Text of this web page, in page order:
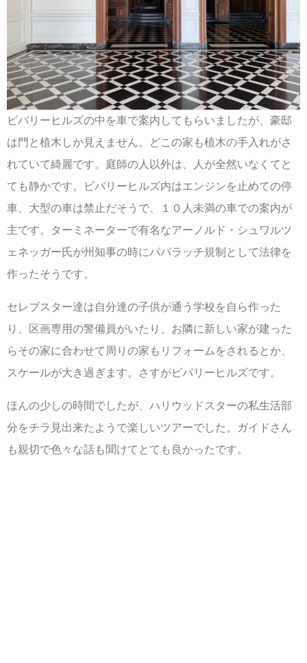
ビバリーヒルズの中を車で案内してもらいましたが、豪邸
は門と植木しか見えません。どこの家も植木の手入れがさ
れていて綺麗です。庭師の人以外は、人が全然いなくてと
ても静かです。ビバリーヒルズ内はエンジンを止めての停
車、大型の車は禁止だそうで、１０人未満の車での案内が
主です。ターミネーターで有名なアーノルド・シュワルツ
ェネッガー氏が州知事の時にパパラッチ規制として法律を
作ったそうです。
セレブスター達は自分達の子供が通う学校を自ら作った
り、区画専用の警備員がいたり、お隣に新しい家が建った
らその家に合わせて周りの家もリフォームをされるとか、
スケールが大き過ぎます。さすがビバリーヒルズです。
ほんの少しの時間でしたが、ハリウッドスターの私生活部
分をチラ見出来たようで楽しいツアーでした。ガイドさん
も親切で色々な話も聞けてとても良かったです。